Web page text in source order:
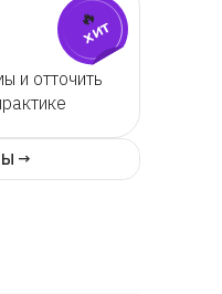
и отточить
🔥
хит
→